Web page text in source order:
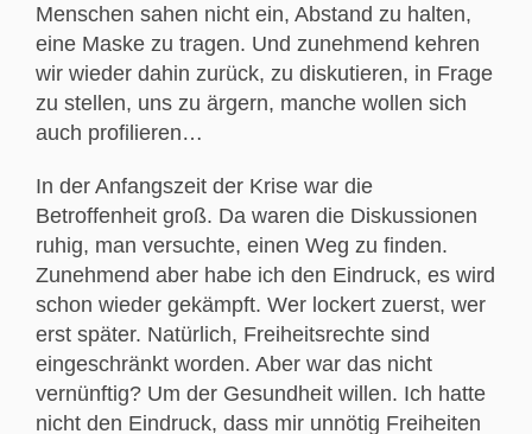
Menschen sahen nicht ein, Abstand zu halten,
eine Maske zu tragen. Und zunehmend kehren
wir wieder dahin zurück, zu diskutieren, in Frage
zu stellen, uns zu ärgern, manche wollen sich
auch profilieren…
In der Anfangszeit der Krise war die
Betroffenheit groß. Da waren die Diskussionen
ruhig, man versuchte, einen Weg zu finden.
Zunehmend aber habe ich den Eindruck, es wird
schon wieder gekämpft. Wer lockert zuerst, wer
erst später. Natürlich, Freiheitsrechte sind
eingeschränkt worden. Aber war das nicht
vernünftig? Um der Gesundheit willen. Ich hatte
nicht den Eindruck, dass mir unnötig Freiheiten